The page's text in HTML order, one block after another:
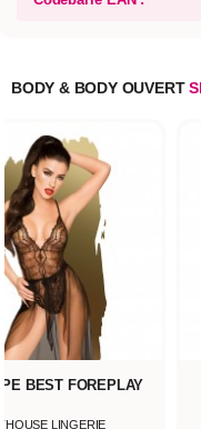
BODY & BODY OUVERT
BEST FOREPLAY
LINGERIE